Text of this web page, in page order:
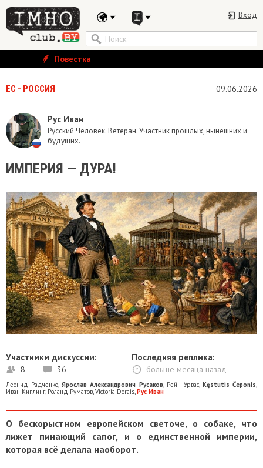
Вход
Повестка
ЕС - РОССИЯ 09.06.2026
Рус Иван
Русский Человек. Ветеран. Участник прошлых, нынешних и
будущих.
ИМПЕРИЯ — ДУРА!
Участники дискуссии:
8 36
Последняя реплика:
больше месяца назад
Леонид Радченко,Ярослав Александрович Русаков, Рейн Урвас, Kęstutis Čeponis,
Иван Киплинг, Роланд Руматов,Victoria Dorais,Рус Иван
О бескорыстном европейском светоче, о собаке, что
лижет пинающий сапог, и о единственной империи,
которая всё делала наоборот.